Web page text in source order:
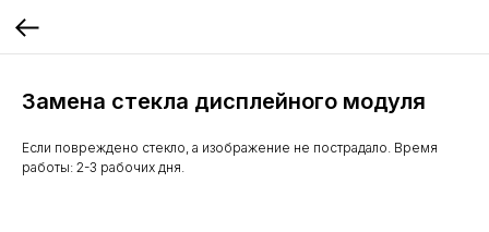
Замена стекла дисплейного модуля
Eсли повреждено стекло, а изображение не пострадало. Время
работы: 2-3 рабочих дня.